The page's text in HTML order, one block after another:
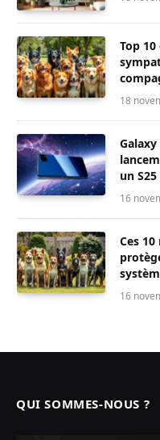
Top
18
un
16
Ces
16
QUI SOMMES-NOUS ?